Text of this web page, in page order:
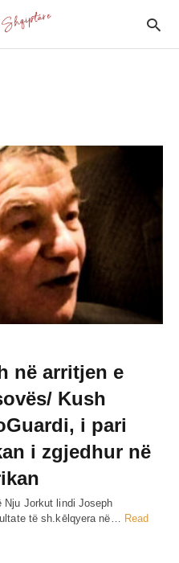
në arritjen e
Kush
i pari
i zgjedhur në
Nju Jorkut lindi Joseph
të sh.kēlqyera në… Read